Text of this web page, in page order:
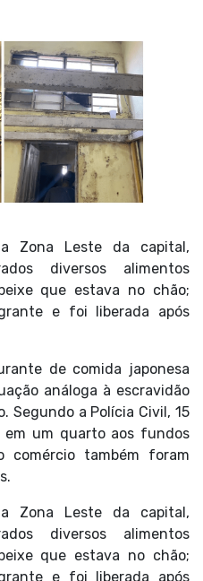
Zona Leste da capital,
diversos alimentos
que estava no chão;
e foi liberada após
de comida japonesa
análoga à escravidão
Segundo a Polícia Civil, 15
em um quarto aos fundos
comércio também foram
Zona Leste da capital,
diversos alimentos
que estava no chão;
e foi liberada após